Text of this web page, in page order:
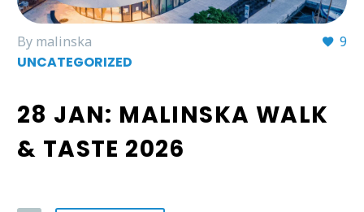
9
By malinska
UNCATEGORIZED
28 JAN: MALINSKA WALK
& TASTE 2026